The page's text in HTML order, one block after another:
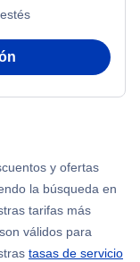
y ofertas
la búsqueda en
tarifas más
válidos para
tasas de servicio